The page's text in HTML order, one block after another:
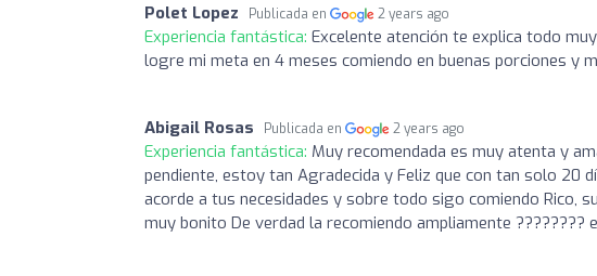
Polet Lopez Publicada en 2 years ago
Experiencia fantástica: Excelente atención te explica todo
logre mi meta en 4 meses comiendo en buenas porciones y
Abigail Rosas Publicada en 2 years ago
Experiencia fantástica: Muy recomendada es muy atenta y
pendiente, estoy tan Agradecida y Feliz que con tan solo 20
acorde a tus necesidades y sobre todo sigo comiendo Rico,
muy bonito De verdad la recomiendo ampliamente